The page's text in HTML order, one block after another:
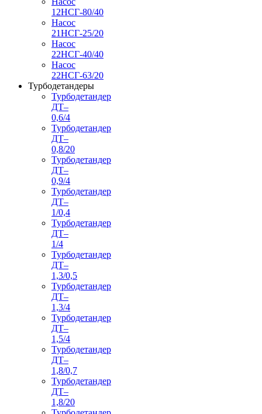
12НСГ-80/40
Насос
21НСГ-25/20
Насос
22НСГ-40/40
Насос
22НСГ-63/20
Турбодетандеры
Турбодетандер
ДТ–
0,6/4
Турбодетандер
ДТ–
0,8/20
Турбодетандер
ДТ–
0,9/4
Турбодетандер
ДТ–
1/0,4
Турбодетандер
ДТ–
1/4
Турбодетандер
ДТ–
1,3/0,5
Турбодетандер
ДТ–
1,3/4
Турбодетандер
ДТ–
1,5/4
Турбодетандер
ДТ–
1,8/0,7
Турбодетандер
ДТ–
1,8/20